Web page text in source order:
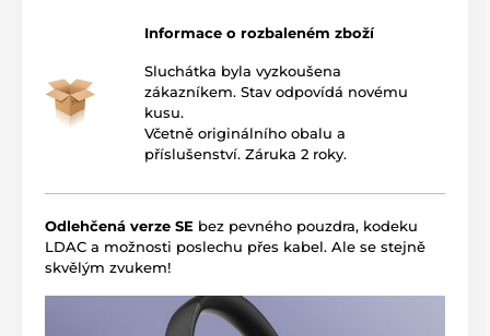
Informace o rozbaleném zboží
Sluchátka byla vyzkoušena
zákazníkem. Stav odpovídá novému
kusu.
Včetně originálního obalu a
příslušenství. Záruka 2 roky.
Odlehčená verze SE bez pevného pouzdra, kodeku
LDAC a možnosti poslechu přes kabel. Ale se stejně
skvělým zvukem!